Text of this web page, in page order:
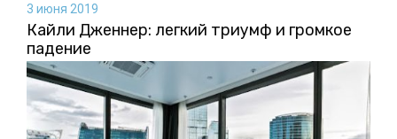
3 июня 2019
Кайли Дженнер: легкий триумф и громкое
падение